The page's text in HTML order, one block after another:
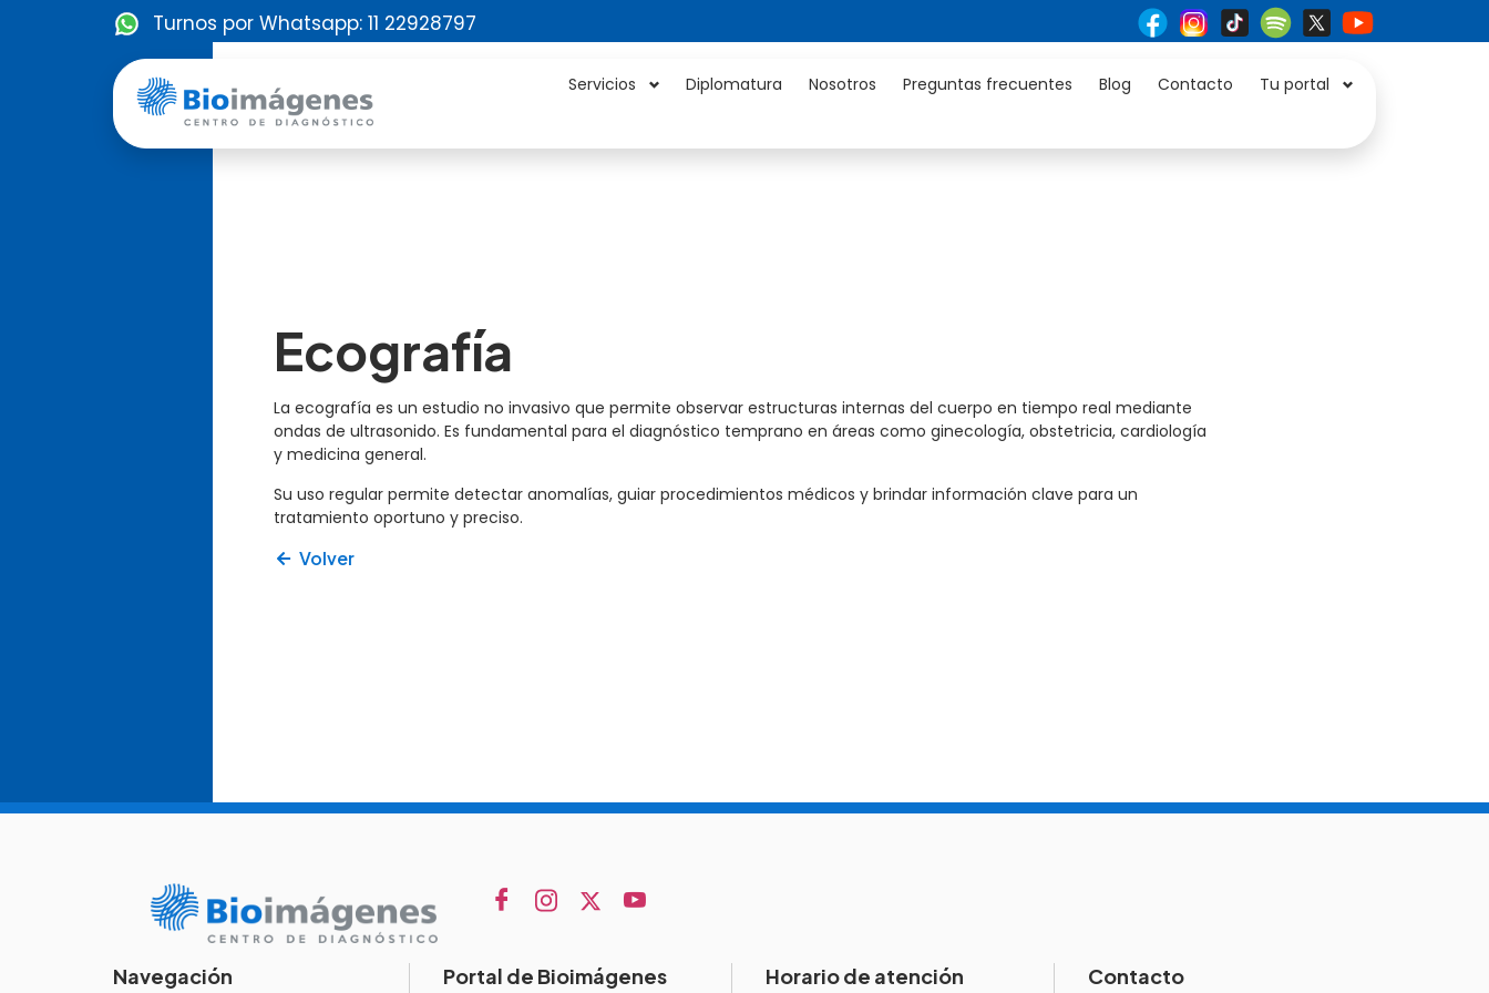
Turnos por Whatsapp: 11 22928797
Servicios Diplomatura Nosotros Preguntas frecuentes Blog Contacto Tu portal
Ecografía
La ecografía es un estudio no invasivo que permite observar estructuras internas del cuerpo en tiempo real mediante
ondas de ultrasonido. Es fundamental para el diagnóstico temprano en áreas como ginecología, obstetricia, cardiología
y medicina general.
Su uso regular permite detectar anomalías, guiar procedimientos médicos y brindar información clave para un
tratamiento oportuno y preciso.
Volver
Navegación Portal de Bioimágenes Horario de atención Contacto